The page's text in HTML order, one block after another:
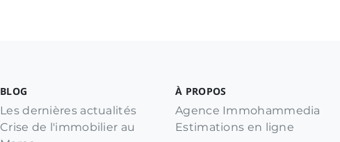
BLOG
Les dernières actualités
Crise de l'immobilier au
À PROPOS
Agence Immohammedia
Estimations en ligne